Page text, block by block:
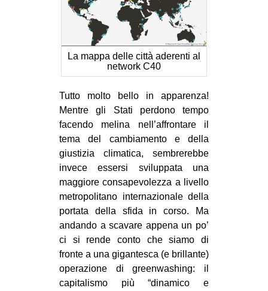
La mappa delle città aderenti al
network C40
Tutto molto bello in apparenza!
Mentre gli Stati perdono tempo
facendo melina nell’affrontare il
tema del cambiamento e della
giustizia climatica, sembrerebbe
invece essersi sviluppata una
maggiore consapevolezza a livello
metropolitano internazionale della
portata della sfida in corso. Ma
andando a scavare appena un po’
ci si rende conto che siamo di
fronte a una gigantesca (e brillante)
operazione di greenwashing: il
capitalismo più “dinamico e